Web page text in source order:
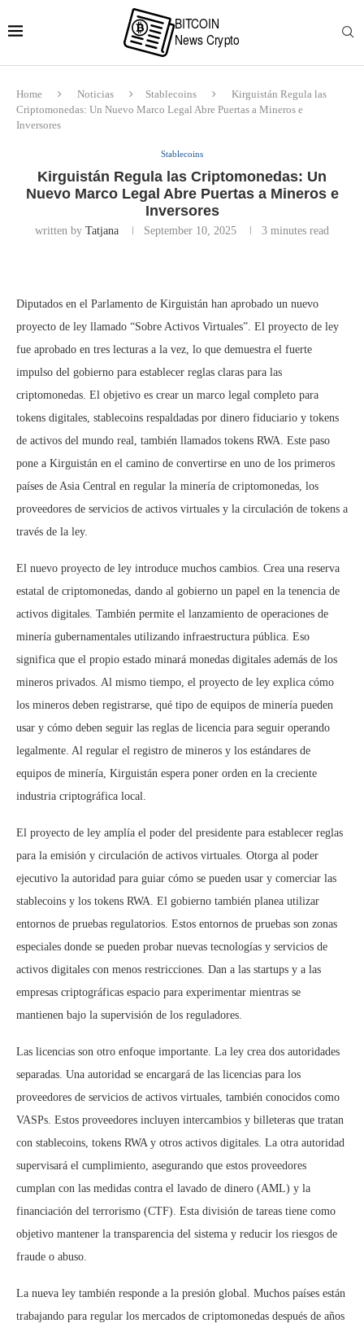
Home Noticias Stablecoins
Kirguistán Regula las
Criptomonedas: Un Nuevo Marco Legal Abre Puertas a Mineros e
Inversores
Stablecoins
Kirguistán Regula las Criptomonedas: Un
Nuevo Marco Legal Abre Puertas a Mineros e
Inversores
written by Tatjana September 10, 2025 3 minutes read
Diputados en el Parlamento de Kirguistán han aprobado un nuevo
proyecto de ley llamado “Sobre Activos Virtuales”. El proyecto de ley
fue aprobado en tres lecturas a la vez, lo que demuestra el fuerte
impulso del gobierno para establecer reglas claras para las
criptomonedas. El objetivo es crear un marco legal completo para
tokens digitales, stablecoins respaldadas por dinero fiduciario y tokens
de activos del mundo real, también llamados tokens RWA. Este paso
pone a Kirguistán en el camino de convertirse en uno de los primeros
países de Asia Central en regular la minería de criptomonedas, los
proveedores de servicios de activos virtuales y la circulación de tokens a
través de la ley.
El nuevo proyecto de ley introduce muchos cambios. Crea una reserva
estatal de criptomonedas, dando al gobierno un papel en la tenencia de
activos digitales. También permite el lanzamiento de operaciones de
minería gubernamentales utilizando infraestructura pública. Eso
significa que el propio estado minará monedas digitales además de los
mineros privados. Al mismo tiempo, el proyecto de ley explica cómo
los mineros deben registrarse, qué tipo de equipos de minería pueden
usar y cómo deben seguir las reglas de licencia para seguir operando
legalmente. Al regular el registro de mineros y los estándares de
equipos de minería, Kirguistán espera poner orden en la creciente
industria criptográfica local.
El proyecto de ley amplía el poder del presidente para establecer reglas
para la emisión y circulación de activos virtuales. Otorga al poder
ejecutivo la autoridad para guiar cómo se pueden usar y comerciar las
stablecoins y los tokens RWA. El gobierno también planea utilizar
entornos de pruebas regulatorios. Estos entornos de pruebas son zonas
especiales donde se pueden probar nuevas tecnologías y servicios de
activos digitales con menos restricciones. Dan a las startups y a las
empresas criptográficas espacio para experimentar mientras se
mantienen bajo la supervisión de los reguladores.
Las licencias son otro enfoque importante. La ley crea dos autoridades
separadas. Una autoridad se encargará de las licencias para los
proveedores de servicios de activos virtuales, también conocidos como
VASPs. Estos proveedores incluyen intercambios y billeteras que tratan
con stablecoins, tokens RWA y otros activos digitales. La otra autoridad
supervisará el cumplimiento, asegurando que estos proveedores
cumplan con las medidas contra el lavado de dinero (AML) y la
financiación del terrorismo (CTF). Esta división de tareas tiene como
objetivo mantener la transparencia del sistema y reducir los riesgos de
fraude o abuso.
La nueva ley también responde a la presión global. Muchos países están
trabajando para regular los mercados de criptomonedas después de años